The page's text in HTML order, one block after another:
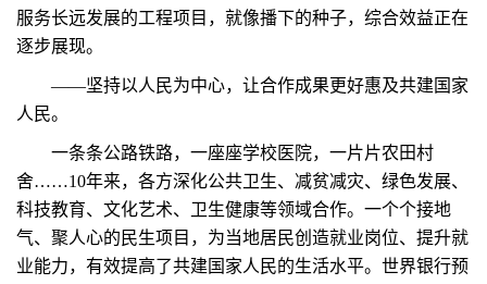
服务长远发展的工程项目，就像播下的种子，综合效益正在
逐步展现。
——坚持以人民为中心，让合作成果更好惠及共建国家
人民。
一条条公路铁路，一座座学校医院，一片片农田村
舍……10年来，各方深化公共卫生、减贫减灾、绿色发展、
科技教育、文化艺术、卫生健康等领域合作。一个个接地
气、聚人心的民生项目，为当地居民创造就业岗位、提升就
业能力，有效提高了共建国家人民的生活水平。世界银行预